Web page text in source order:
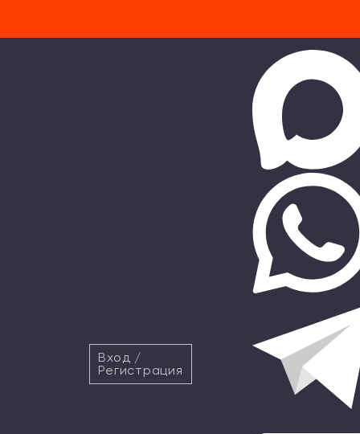
Вход /
Регистрация